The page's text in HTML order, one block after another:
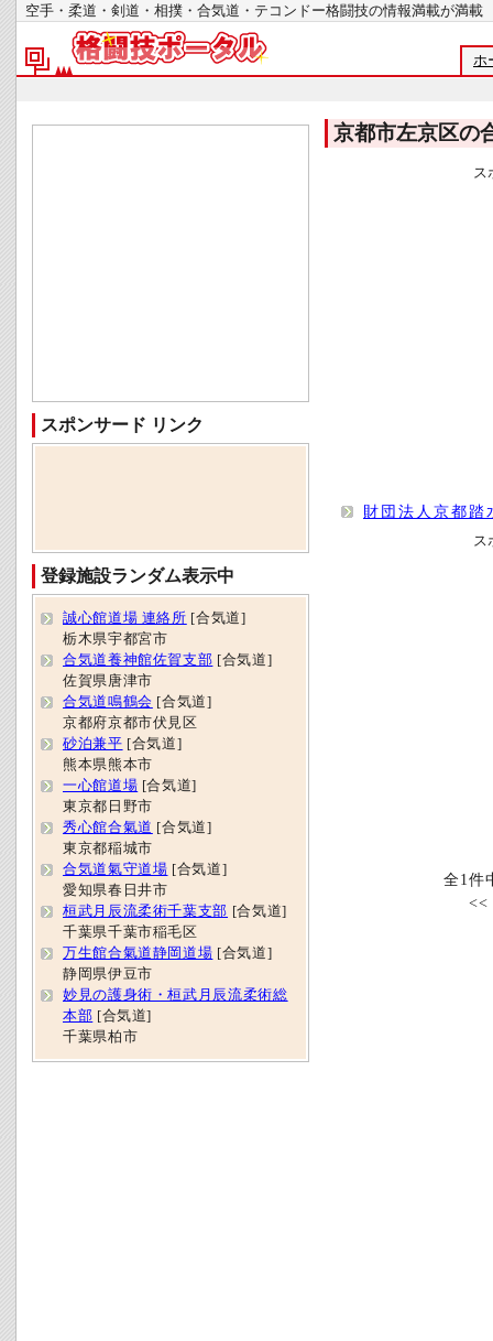
空手・柔道・剣道・相撲・合気道・テコンドー格闘技の情報満載が
ホ
京都市左京区の
ス
財団法人京都踏
ス
全1件
<<
スポンサード リンク
登録施設ランダム表示中
誠心館道場 連絡所 [合気道]
栃木県宇都宮市
合気道養神館佐賀支部 [合気道]
佐賀県唐津市
合気道鳴鶴会 [合気道]
京都府京都市伏見区
砂泊兼平 [合気道]
熊本県熊本市
一心館道場 [合気道]
東京都日野市
秀心館合氣道 [合気道]
東京都稲城市
合気道氣守道場 [合気道]
愛知県春日井市
桓武月辰流柔術千葉支部 [合気道]
千葉県千葉市稲毛区
万生館合氣道静岡道場 [合気道]
静岡県伊豆市
妙見の護身術・桓武月辰流柔術総
本部 [合気道]
千葉県柏市